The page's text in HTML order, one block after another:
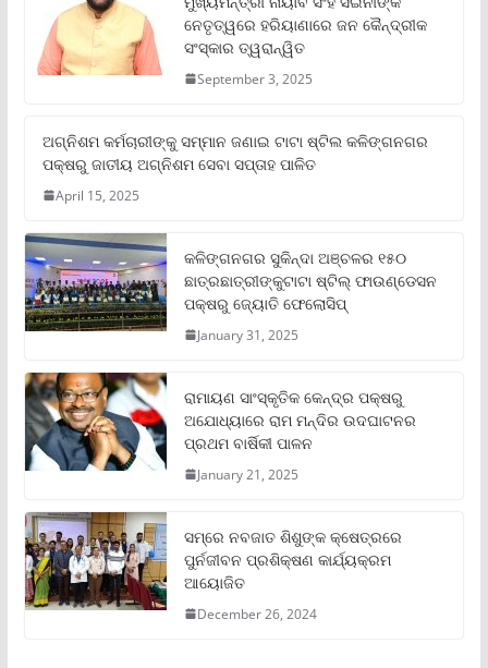
ନେତୃତ୍ୱରେ ହରିୟାଣାରେ ଜନ କୈନ୍ଦ୍ରୀକ
ସଂସ୍କାର ତ୍ୱରାନ୍ୱିତ
September 3, 2025
ଅଗ୍ନିଶମ କର୍ମଚାରୀଙ୍କୁ ସମ୍ମାନ ଜଣାଇ ଟାଟା ଷ୍ଟିଲ କଳିଙ୍ଗନଗର
ପକ୍ଷରୁ ଜାତୀୟ ଅଗ୍ନିଶମ ସେବା ସପ୍ତାହ ପାଳିତ
April 15, 2025
କଳିଙ୍ଗନଗର ସୁକିନ୍ଦା ଅଞ୍ଚଳର ୧୫୦
ଛାତ୍ରଛାତ୍ରୀଙ୍କୁଟାଟା ଷ୍ଟିଲ୍ ଫାଉଣ୍ଡେସନ
ପକ୍ଷରୁ ଜ୍ୟୋତି ଫେଲୋସିପ୍‌
January 31, 2025
ରାମାୟଣ ସାଂସ୍କୃତିକ କେନ୍ଦ୍ର ପକ୍ଷରୁ
ଅଯୋଧ୍ୟାରେ ରାମ ମନ୍ଦିର ଉଦଘାଟନର
ପ୍ରଥମ ବାର୍ଷିକୀ ପାଳନ
January 21, 2025
ସମ୍‌ରେ ନବଜାତ ଶିଶୁଙ୍କ କ୍ଷେତ୍ରରେ
ପୁର୍ନଜୀବନ ପ୍ରଶିକ୍ଷଣ କାର୍ଯ୍ୟକ୍ରମ
ଆୟୋଜିତ
December 26, 2024